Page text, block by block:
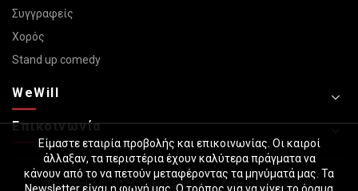
Συγγραφείς
Χορός
Stand up comedy
WeWill
Επικοινωνία
Copyright © 2024 Vasso Sotiriou / All rights reserved
Είμαστε εταιρία προβολής και επικοινωνίας. Οι καιροί
άλλαξαν, τα περιστέρια έχουν καλύτερα πράγματα να
κάνουν από το να πετούν μεταφέροντας τα μηνύματά μας. Τα